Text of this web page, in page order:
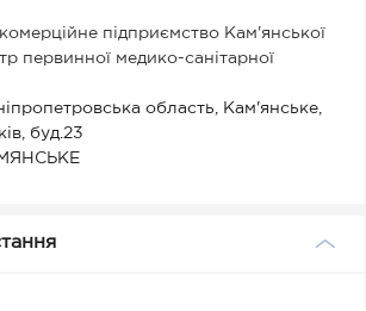
підприємство Кам'янської
первинної медико-санітарної
область, Кам'янське,
буд.23